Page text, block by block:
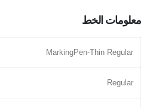
معلومات الخط
MarkingPen-Thin Regular
Regular